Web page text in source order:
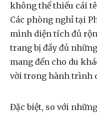
không thể thiếu cái
Các phòng nghỉ tại
mình diện tích đủ
trang bị đầy đủ
mang đến cho du
vời trong hành trình
Đặc biệt, so với những